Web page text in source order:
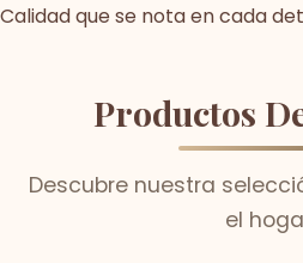
Calidad que se nota en cada
Productos
Descubre nuestra
el